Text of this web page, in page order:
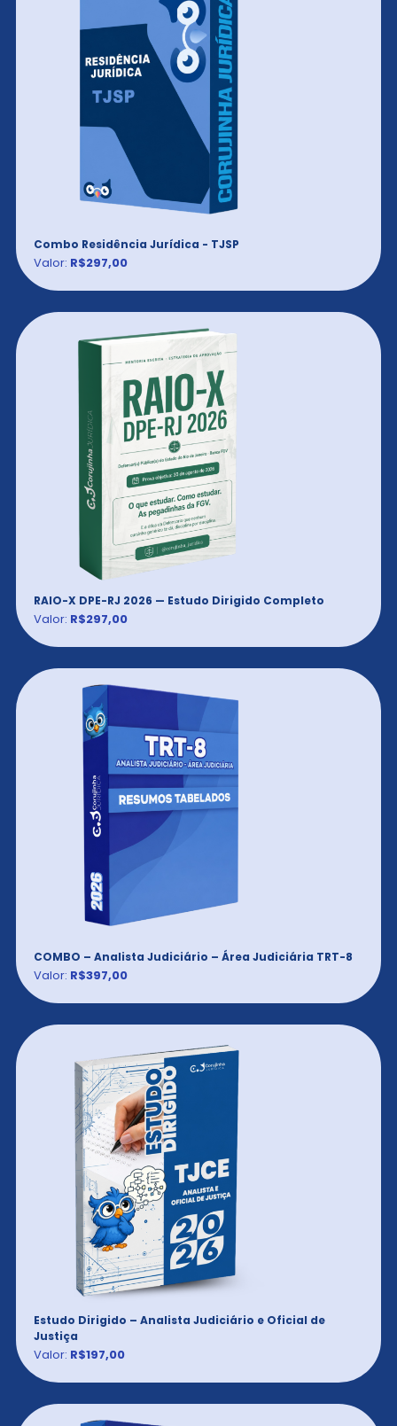
Combo Residência Jurídica - TJSP
Valor: R$297,00
RAIO-X DPE-RJ 2026 — Estudo Dirigido Completo
Valor: R$297,00
COMBO – Analista Judiciário – Área Judiciária TRT-8
Valor: R$397,00
Estudo Dirigido – Analista Judiciário e Oficial de
Justiça
Valor: R$197,00